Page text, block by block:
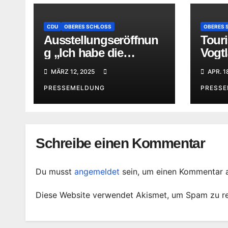
CDU OBERES SCHLOSS
Ausstellungseröffnun
g „Ich habe die
tschechische Sprache
geheiratet“ in Greiz:
MÄRZ 12, 2025
PRESSEMELDUNG
OBERES
inAPR.
Schreibe einen Kommentar
Du musst angemeldet sein, um einen Kommentar
Diese Website verwendet Akismet, um Spam zu